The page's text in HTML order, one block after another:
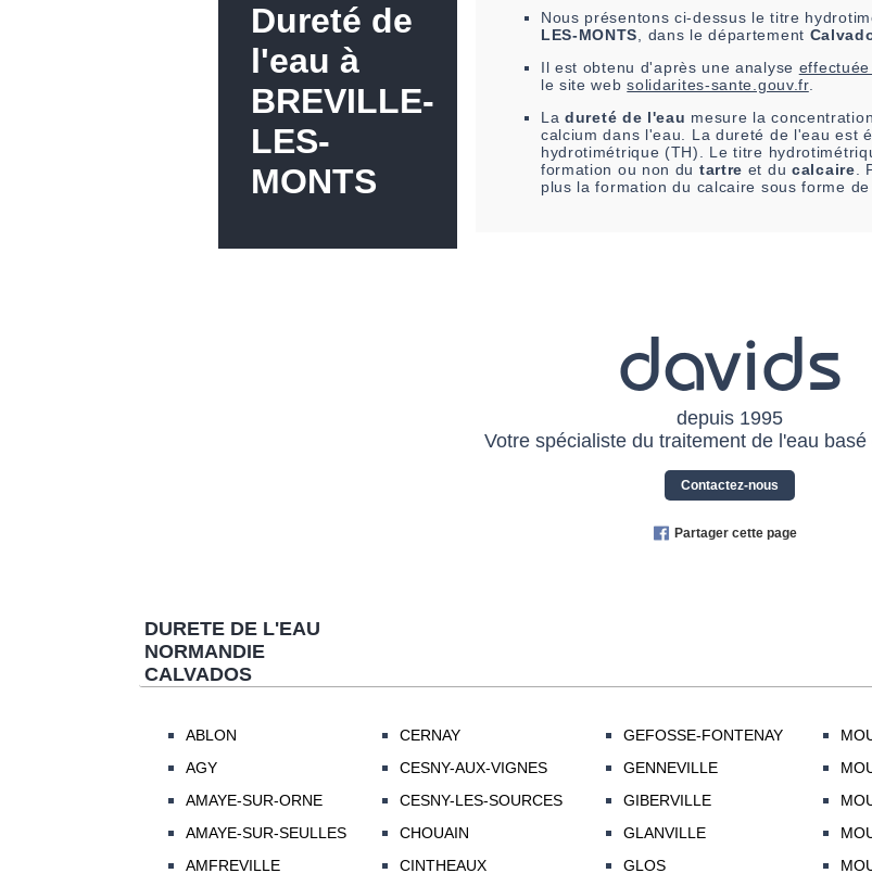
Dureté de
l'eau à
BREVILLE-
LES-
MONTS
Nous présentons ci-dessus le titre
LES-MONTS, dans le département
Il est obtenu d'après une analyse
le site websolidarites-sante.gouv.fr.
La dureté de l'eau mesure la
calcium dans l'eau. La dureté de l'eau est
hydrotimétrique (TH). Le titre
formation ou non du tartre et du calcaire.
plus la formation du calcaire sous forme
davids
depuis 1995
Votre spécialiste du traitement de l'eau
Contactez-nous
Partager cette page
DURETE DE L'EAU
NORMANDIE
CALVADOS
ABLON
AGY
AMAYE-SUR-ORNE
AMAYE-SUR-SEULLES
AMFREVILLE
CERNAY
CESNY-AUX-VIGNES
CESNY-LES-SOURCES
CHOUAIN
CINTHEAUX
GEFOSSE-FONTENAY
GENNEVILLE
GIBERVILLE
GLANVILLE
GLOS